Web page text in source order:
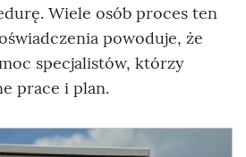
Wiele osób proces ten
powoduje, że
specjalistów, którzy
prace i plan.